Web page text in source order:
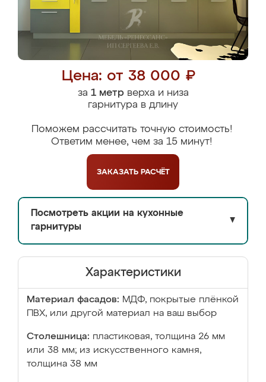
Цена: от 38 000 ₽
за 1 метрверха и низа
гарнитура в длину
Поможем рассчитать точную стоимость!
Ответим менее, чем за 15 минут!
ЗАКАЗАТЬ РАСЧЁТ
Посмотреть акции на кухонные
гарнитуры
▼
Характеристики
Материал фасадов: МДФ, покрытые плёнкой
ПВХ, или другой материал на ваш выбор
Столешница: пластиковая, толщина 26 мм
или 38 мм; из искусственного камня,
толщина 38 мм